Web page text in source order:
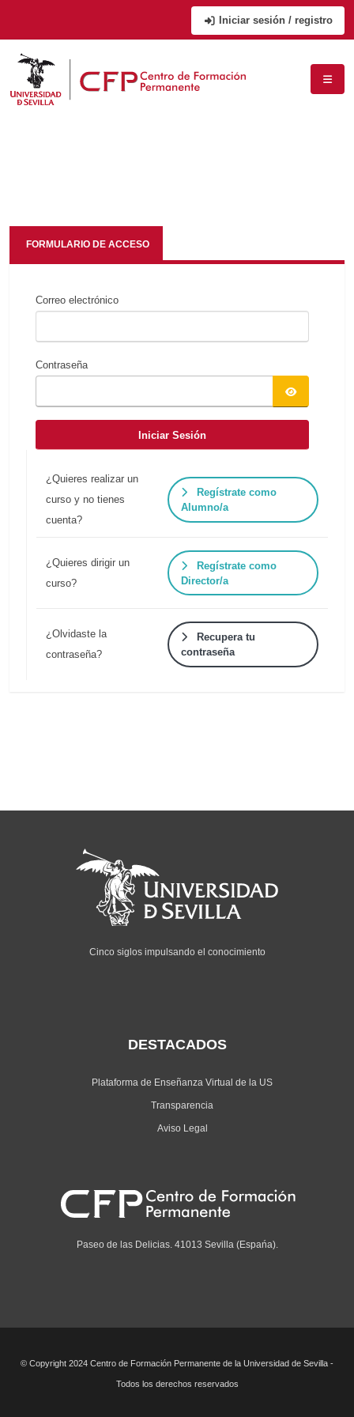
Iniciar sesión / registro
FORMULARIO DE ACCESO
Correo electrónico
Contraseña
Iniciar Sesión
¿Quieres realizar un
curso y no tienes
cuenta?
Regístrate como
Alumno/a
¿Quieres dirigir un
curso?
Regístrate como
Director/a
¿Olvidaste la
contraseña?
Recupera tu
contraseña
Cinco siglos impulsando el conocimiento
DESTACADOS
Plataforma de Enseñanza Virtual de la US
Transparencia
Aviso Legal
Paseo de las Delicias. 41013 Sevilla (Espańa).
© Copyright 2024 Centro de Formación Permanente de la Universidad de Sevilla -
Todos los derechos reservados